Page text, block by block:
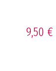
9,50 €